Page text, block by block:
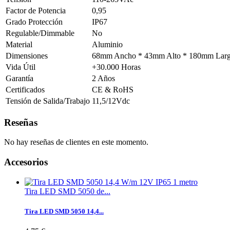
Factor de Potencia
0,95
Grado Protección
IP67
Regulable/Dimmable
No
Material
Aluminio
Dimensiones
68mm Ancho * 43mm Alto * 180mm
Vida Útil
+30.000 Horas
Garantía
2 Años
Certificados
CE & RoHS
Tensión de Salida/Trabajo 11,5/12Vdc
Reseñas
No hay reseñas de clientes en este momento.
Accesorios
Tira LED SMD 5050 de...
Tira LED SMD 5050 14,4...